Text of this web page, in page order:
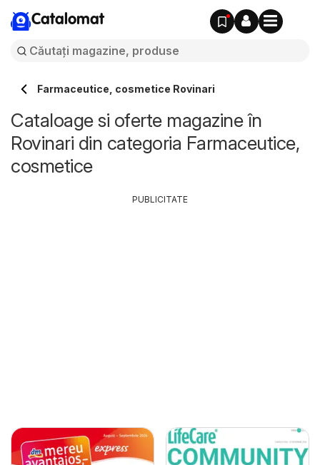
Catalomat
Farmaceutice, cosmetice Rovinari
Cataloage si oferte magazine în
Rovinari din categoria Farmaceutice,
cosmetice
PUBLICITATE